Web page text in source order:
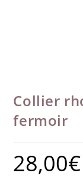
Collier
fermoir
28,00€